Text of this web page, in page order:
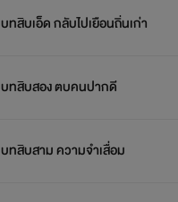
บทสิบเอ็ด กลับไปเยือนถิ่นเก่า
บทสิบสอง ตบคนปากดี
บทสิบสาม ความจำเสื่อม